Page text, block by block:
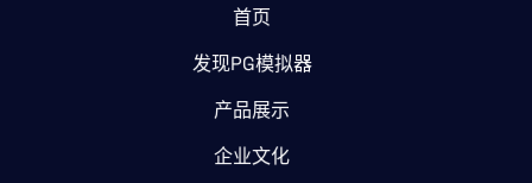
首页
发现PG模拟器
产品展示
企业文化